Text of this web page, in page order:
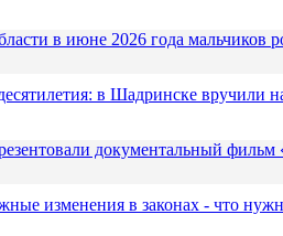
в июне 2026 года мальчиков
в Шадринске вручили
документальный
изменения в законах - что